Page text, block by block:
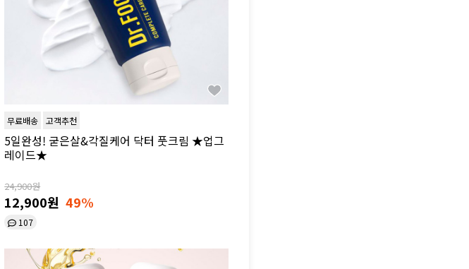
무료배송 고객추천
5일완성! 굳은살&각질케어 닥터 풋크림 ★업그
레이드★
24,900원
12,900원 49%
107